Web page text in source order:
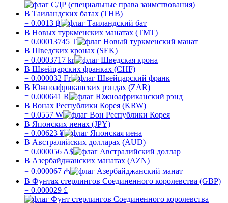
В Таиландских батах (THB)
= 0.0013 ฿
В Новых туркменских манатах (TMT)
= 0.00013745 T
В Шведских кронах (SEK)
= 0.0003717 kr
В Швейцарских франках (CHF)
= 0.000032 Fr
В Южноафриканских рэндах (ZAR)
= 0.000641 R
В Вонах Республики Корея (KRW)
= 0.0557 ₩
В Японских иенах (JPY)
= 0.00623 ¥
В Австралийских долларах (AUD)
= 0.000056 A$
В Азербайджанских манатах (AZN)
= 0.000067 ₼
В Фунтах стерлингов Соединенного королевства (GBP)
= 0.000029 £